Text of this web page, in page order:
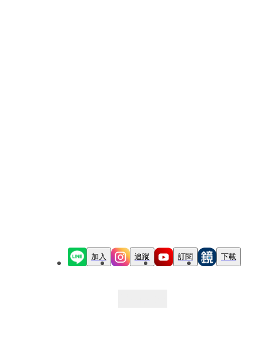
加入 追蹤 訂閱 下載